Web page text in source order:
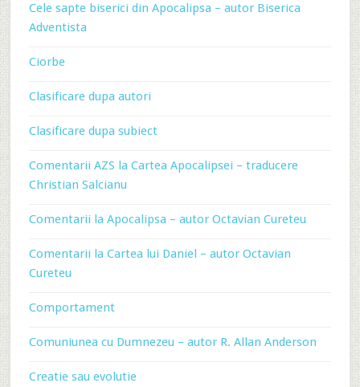
Cele sapte biserici din Apocalipsa – autor Biserica
Adventista
Ciorbe
Clasificare dupa autori
Clasificare dupa subiect
Comentarii AZS la Cartea Apocalipsei – traducere
Christian Salcianu
Comentarii la Apocalipsa – autor Octavian Cureteu
Comentarii la Cartea lui Daniel – autor Octavian
Cureteu
Comportament
Comuniunea cu Dumnezeu – autor R. Allan Anderson
Creatie sau evolutie